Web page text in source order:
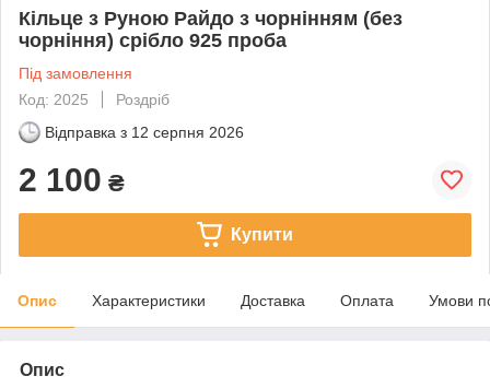
Кільце з Руною Райдо з чорнінням (без
чорніння) срібло 925 проба
Під замовлення
Код: 2025
Роздріб
Відправка з 12 серпня 2026
2 100 ₴
Купити
Опис Характеристики Доставка Оплата Умови
Опис